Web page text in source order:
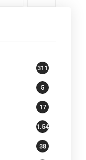
311
5
17
1.541
38